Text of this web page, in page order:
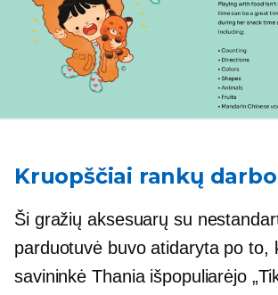
Kruopščiai rankų darbo
Ši gražių aksesuarų su
parduotuvė buvo atidaryta po to,
savininkė Thania išpopuliarėjo